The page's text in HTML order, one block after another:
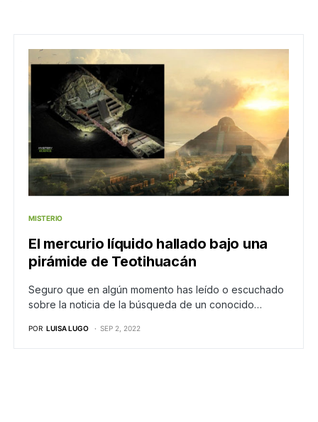
MISTERIO
El mercurio líquido hallado bajo una
pirámide de Teotihuacán
Seguro que en algún momento has leído o escuchado
sobre la noticia de la búsqueda de un conocido…
POR LUISA LUGO SEP 2, 2022